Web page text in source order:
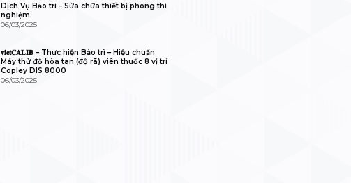
Dịch Vụ Bảo trì – Sửa chữa thiết bị phòng thí
nghiệm.
06/03/2025
𝐯𝐢𝐞𝐭𝐂𝐀𝐋𝐈𝐁 – Thực hiện Bảo trì – Hiệu chuẩn
Máy thử độ hòa tan (độ rã) viên thuốc 8 vị trí
Copley DIS 8000
06/03/2025